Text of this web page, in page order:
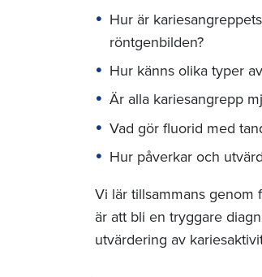
Hur är
röntgenbilden?
Hur känns olika typer
Är alla kariesangrepp
Vad gör fluorid med
Hur påverkar och
Vi lär tillsammans genom
är att bli en tryggare
utvärdering av